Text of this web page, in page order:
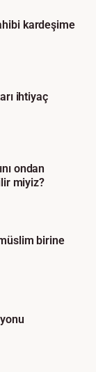
kardeşime
ihtiyaç
ondan
miyiz?
birine